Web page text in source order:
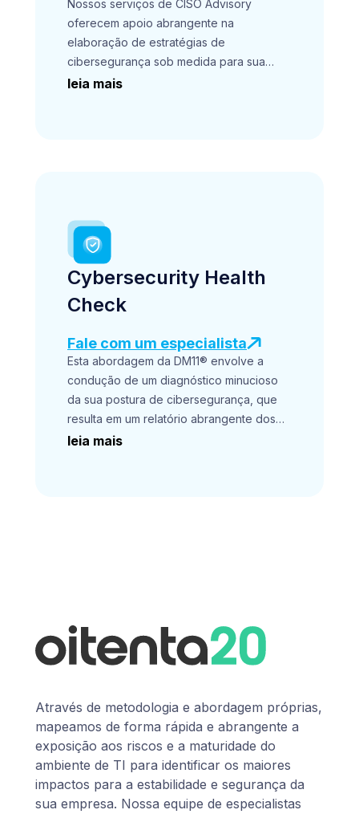
orientações precisas e personalizadas
para otimizar a segurança do seu
ambiente cloud.
Nossos serviços de CISO Advisory
oferecem apoio abrangente na
elaboração de estratégias de
cibersegurança sob medida para sua
empresa. Com eles, sua empresa terá a
leia mais
Cybersecurity Health
Check
Fale com um especialista
Esta abordagem da DM11® envolve a
condução de um diagnóstico minucioso
da sua postura de cibersegurança, que
resulta em um relatório abrangente dos
riscos cibernéticos vigentes e que
leia mais
Através de metodologia e abordagem próprias,
mapeamos de forma rápida e abrangente a
exposição aos riscos e a maturidade do
ambiente de TI para identificar os maiores
impactos para a estabilidade e segurança da
sua empresa. Nossa equipe de especialistas